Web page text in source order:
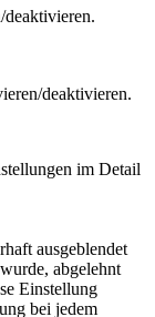
deaktivieren.
im Detail
ausgeblendet
abgelehnt
Einstellung
bei jedem